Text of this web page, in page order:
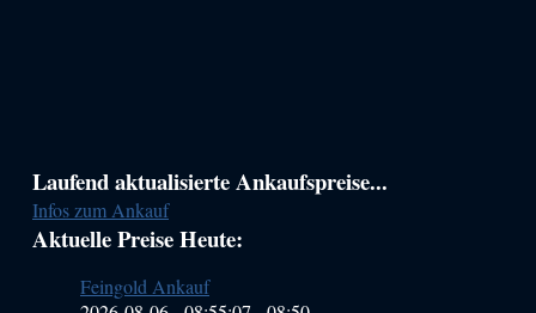
Haupt-
Sidebar
(Primary)
Laufend aktualisierte Ankaufspreise...
Infos zum Ankauf
Aktuelle Preise Heute:
Feingold Ankauf